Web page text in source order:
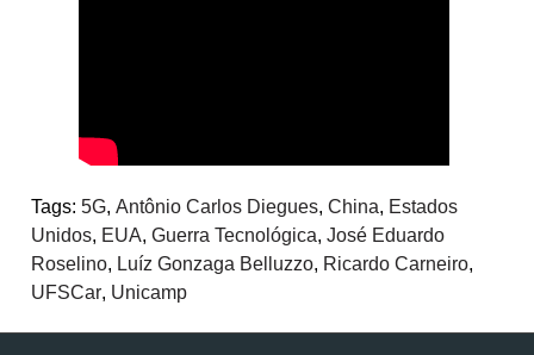
Tags: 5G, Antônio Carlos Diegues, China, Estados
Unidos, EUA, Guerra Tecnológica, José Eduardo
Roselino, Luíz Gonzaga Belluzzo, Ricardo Carneiro,
UFSCar, Unicamp